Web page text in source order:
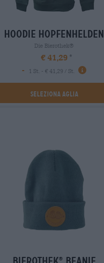
hoodie hopfenhelden
Die Bierothek®
€ 41,29
-
1 St. - € 41,29 / St.
Seleziona Aglia
®